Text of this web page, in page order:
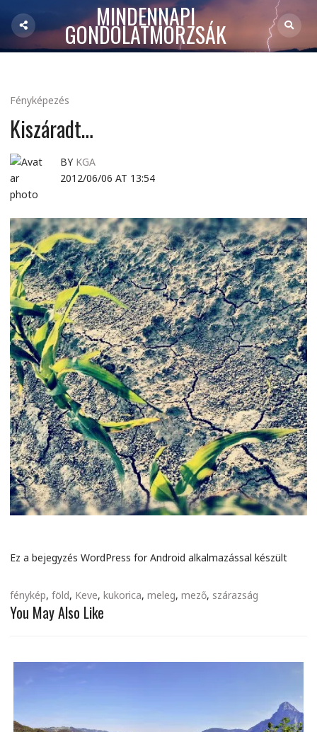
MINDENNAPI
GONDOLATMORZSÁK
Fényképezés
Kiszáradt…
BY KGA
2012/06/06 AT 13:54
Ez a bejegyzés WordPress for Android alkalmazással készült
fénykép, föld, Keve, kukorica, meleg, mező, szárazság
You May Also Like